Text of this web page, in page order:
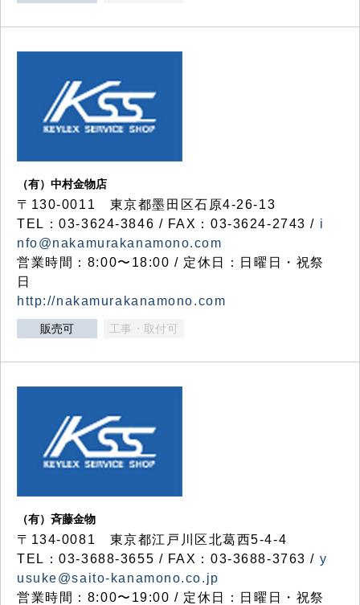
（有）中村金物店
〒130-0011 東京都墨田区石原4-26-13
TEL：03-3624-3846 / FAX：03-3624-2743 / i
nfo@nakamurakanamono.com
営業時間：8:00〜18:00 / 定休日：日曜日・祝祭
日
http://nakamurakanamono.com
販売可 工事・取付可
（有）斉藤金物
〒134-0081 東京都江戸川区北葛西5-4-4
TEL：03-3688-3655 / FAX：03-3688-3763 / y
usuke@saito-kanamono.co.jp
営業時間：8:00〜19:00 / 定休日：日曜日・祝祭